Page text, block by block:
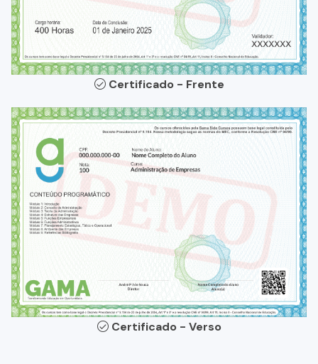
Certificado - Frente
Certificado - Verso